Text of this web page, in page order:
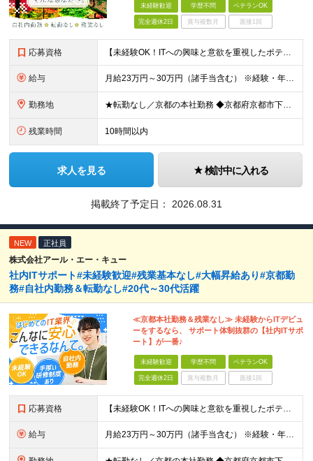
未経験歓迎 学歴不問 ベテランOK
完全週休2日 賞与複数月 面接1回
応募資格 【未経験OK！ITへの興味と意欲を重視したポテンシャル採用です！】 ●未経験・知識がなくてもITへの関心や興味があればOK！ ●学歴不問 ＼前職での経験や業界は一切不問！／ □「昔からパソコンを触る
給与 月給23万円～30万円（諸手当含む） ※経験・年齢・スキルなどを考慮の上、当社規定により優遇いたします。 ※上記金額には、みなし残業代を含みません（残業は基本発生しませんが、発生した場合は時間外手当
勤務地 ★転勤なし／京都の本社勤務 ◆京都府京都市下京区五条通寺町西入ル御影堂町16-21 京都建物ビル2F ┗「清水五条」駅徒歩2分 ＼配属部署は温かい職場です♪／ 平均年齢は28歳で、若手も多く在籍し
残業時間 10時間以内
求人を見る 検討中に入れる
掲載終了予定日： 2026.08.31
NEW 正社員
株式会社アール・エー・キュー
社内ITサポート#未経験歓迎#残業基本なし#大幅昇給あり#京都勤
務#自社内勤務＆転勤なし#20代～30代活躍
≪京都本社勤務＆残業なし≫ 未経験からITデビュ
ーをするなら、 サポート体制抜群の【社内ITサポ
ート】が一番♪
未経験歓迎 学歴不問 ベテランOK
完全週休2日 賞与複数月 面接1回
応募資格 【未経験OK！ITへの興味と意欲を重視したポテンシャル採用です！】 ●未経験・知識がなくてもITへの関心や興味があればOK！ ●学歴不問 ＼前職での経験や業界は一切不問！／ □「昔からパソコンを触る
給与 月給23万円～30万円（諸手当含む） ※経験・年齢・スキルなどを考慮の上、当社規定により優遇いたします。 ※上記金額には、みなし残業代を含みません（残業は基本発生しませんが、発生した場合は時間外手当